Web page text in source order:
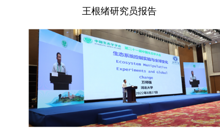
王根绪研究员报告